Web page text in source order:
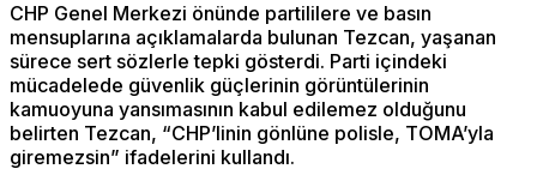
CHP Genel Merkezi önünde partililere ve basın
mensuplarına açıklamalarda bulunan Tezcan, yaşanan
sürece sert sözlerle tepki gösterdi. Parti içindeki
mücadelede güvenlik güçlerinin görüntülerinin
kamuoyuna yansımasının kabul edilemez olduğunu
belirten Tezcan, “CHP’linin gönlüne polisle, TOMA’yla
giremezsin” ifadelerini kullandı.